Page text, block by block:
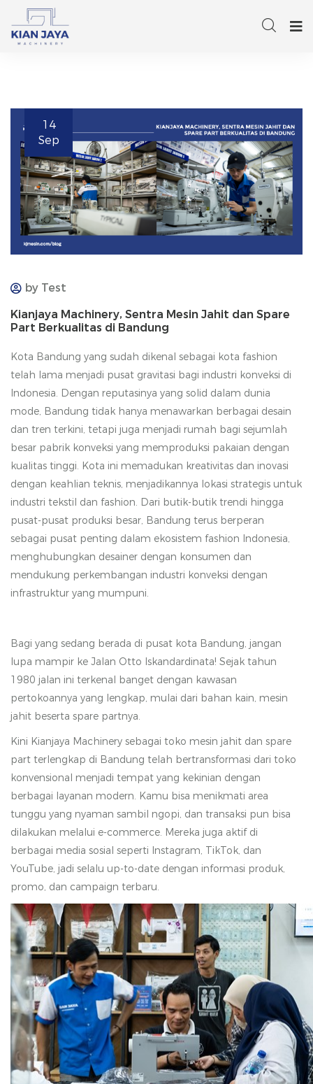
14
Sep
by Test
Kianjaya Machinery, Sentra Mesin Jahit dan Spare
Part Berkualitas di Bandung
Kota Bandung yang sudah dikenal sebagai kota fashion
telah lama menjadi pusat gravitasi bagi industri konveksi di
Indonesia. Dengan reputasinya yang solid dalam dunia
mode, Bandung tidak hanya menawarkan berbagai desain
dan tren terkini, tetapi juga menjadi rumah bagi sejumlah
besar pabrik konveksi yang memproduksi pakaian dengan
kualitas tinggi. Kota ini memadukan kreativitas dan inovasi
dengan keahlian teknis, menjadikannya lokasi strategis untuk
industri tekstil dan fashion. Dari butik-butik trendi hingga
pusat-pusat produksi besar, Bandung terus berperan
sebagai pusat penting dalam ekosistem fashion Indonesia,
menghubungkan desainer dengan konsumen dan
mendukung perkembangan industri konveksi dengan
infrastruktur yang mumpuni.
Bagi yang sedang berada di pusat kota Bandung, jangan
lupa mampir ke Jalan Otto Iskandardinata! Sejak tahun
1980 jalan ini terkenal banget dengan kawasan
pertokoannya yang lengkap, mulai dari bahan kain, mesin
jahit beserta spare partnya.
Kini Kianjaya Machinery sebagai toko mesin jahit dan spare
part terlengkap di Bandung telah bertransformasi dari toko
konvensional menjadi tempat yang kekinian dengan
berbagai layanan modern. Kamu bisa menikmati area
tunggu yang nyaman sambil ngopi, dan transaksi pun bisa
dilakukan melalui e-commerce. Mereka juga aktif di
berbagai media sosial seperti Instagram, TikTok, dan
YouTube, jadi selalu up-to-date dengan informasi produk,
promo, dan campaign terbaru.